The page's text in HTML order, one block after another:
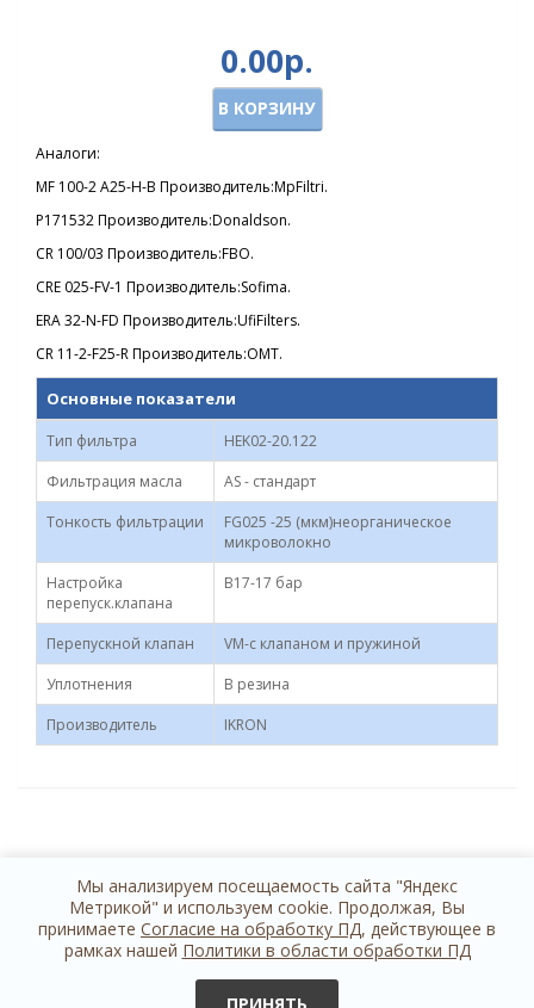
0.00р.
В КОРЗИНУ
Аналоги:
MF 100-2 A25-H-B Производитель:MpFiltri.
P171532 Производитель:Donaldson.
CR 100/03 Производитель:FBO.
CRE 025-FV-1 Производитель:Sofima.
ERA 32-N-FD Производитель:UfiFilters.
CR 11-2-F25-R Производитель:OMT.
Основные показатели
Тип фильтра
HEK02-20.122
Фильтрация масла
AS - стандарт
Тонкость фильтрации
FG025 -25 (мкм)неорганическое
микроволокно
Настройка
перепуск.клапана
B17-17 бар
Перепускной клапан
VM-с клапаном и пружиной
Уплотнения
B резина
Производитель
IKRON
+7 812 614 44 24
Мы анализируем посещаемость сайта "Яндекс
Метрикой" и используем cookie. Продолжая, Вы
принимаете Согласие на обработку ПД, действующее в
рамках нашей Политики в области обработки ПД
ПРИНЯТЬ